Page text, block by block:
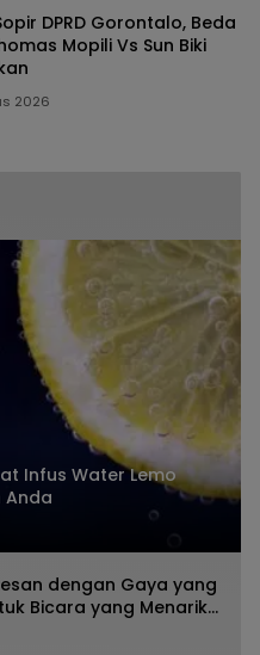
DPRD Gorontalo, Beda
Mopili Vs Sun Biki
2026
Infus Water Lemo
Anda
dengan Gaya yang
Bicara yang Menarik